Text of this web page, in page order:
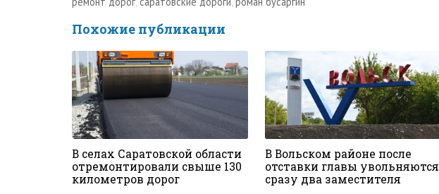
Похожие публикации
В селах Саратовской области
отремонтировали свыше 130
километров дорог
В Вольском районе после
отставки главы увольняются
сразу два заместителя